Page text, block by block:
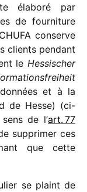
élaboré par
de four­ni­ture
conserve
clients pendant
le Hessischer
et à la
de Hesse) (ci-
de l’art. 77
suppri­mer ces
que cette
se plaint de